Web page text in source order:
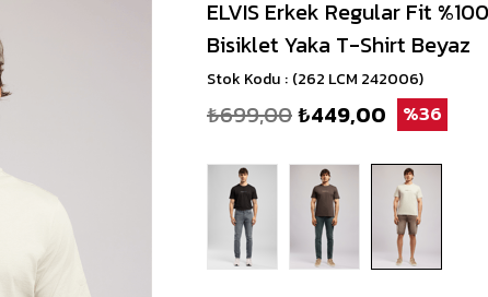
ELVIS Erkek Regular Fit
Bisiklet Yaka T-Shirt Beyaz
Stok Kodu (262 LCM 242006)
₺699,00₺449,00 36